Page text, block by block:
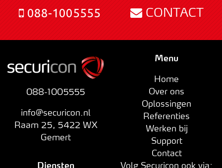
088-1005555 CONTACT
088-1005555
info@securicon.nl
Raam 25, 5422 WX
Gemert
Menu
Home
Over ons
Oplossingen
Referenties
Werken bij
Support
Contact